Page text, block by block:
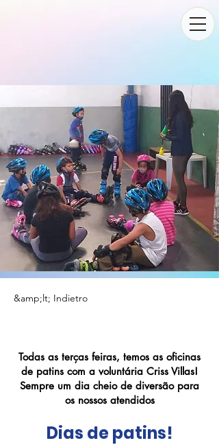
&amp;lt; Indietro
Todas as terças feiras, temos as oficinas
de patins com a voluntária Criss Villas!
Sempre um dia cheio de diversão para
os nossos atendidos
Dias de patins!